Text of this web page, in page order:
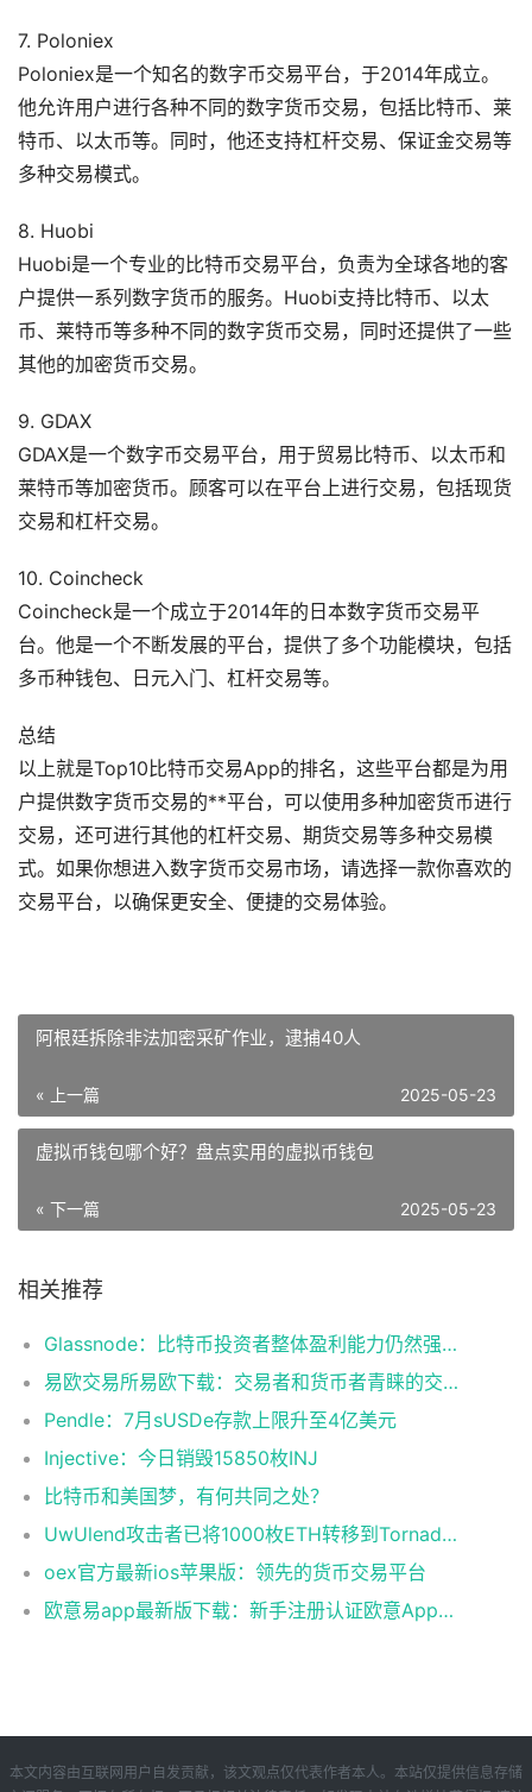
7. Poloniex
Poloniex是一个知名的数字币交易平台，于2014年成立。
他允许用户进行各种不同的数字货币交易，包括比特币、莱
特币、以太币等。同时，他还支持杠杆交易、保证金交易等
多种交易模式。
8. Huobi
Huobi是一个专业的比特币交易平台，负责为全球各地的客
户提供一系列数字货币的服务。Huobi支持比特币、以太
币、莱特币等多种不同的数字货币交易，同时还提供了一些
其他的加密货币交易。
9. GDAX
GDAX是一个数字币交易平台，用于贸易比特币、以太币和
莱特币等加密货币。顾客可以在平台上进行交易，包括现货
交易和杠杆交易。
10. Coincheck
Coincheck是一个成立于2014年的日本数字货币交易平
台。他是一个不断发展的平台，提供了多个功能模块，包括
多币种钱包、日元入门、杠杆交易等。
总结
以上就是Top10比特币交易App的排名，这些平台都是为用
户提供数字货币交易的**平台，可以使用多种加密货币进行
交易，还可进行其他的杠杆交易、期货交易等多种交易模
式。如果你想进入数字货币交易市场，请选择一款你喜欢的
交易平台，以确保更安全、便捷的交易体验。
阿根廷拆除非法加密采矿作业，逮捕40人
« 上一篇 2025-05-23
虚拟币钱包哪个好？盘点实用的虚拟币钱包
« 下一篇 2025-05-23
相关推荐
Glassnode：比特币投资者整体盈利能力仍然强劲，更大的波动即将到来
易欧交易所易欧下载：交易者和货币者青睐的交易平台
Pendle：7月sUSDe存款上限升至4亿美元
Injective：今日销毁15850枚INJ
比特币和美国梦，有何共同之处？
UwUlend攻击者已将1000枚ETH转移到Tornado Cash
oex官方最新ios苹果版：领先的货币交易平台
欧意易app最新版下载：新手注册认证欧意App下载操作教程
本文内容由互联网用户自发贡献，该文观点仅代表作者本人。本站仅提供信息存储